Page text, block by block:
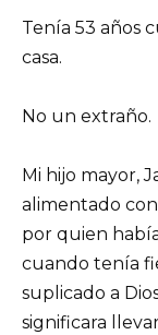
Tenía 53 años
casa.
No un extraño.
Mi hijo mayor,
alimentado
por quien
cuando tenía
suplicado a
significara